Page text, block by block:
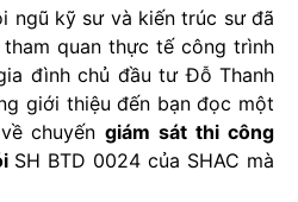
ngũ kỹ sư và kiến trúc sư đã
quan thực tế công trình
đình chủ đầu tư Đỗ Thanh
giới thiệu đến bạn đọc một
chuyếngiám sát thi công
SH BTD 0024 của SHAC mà